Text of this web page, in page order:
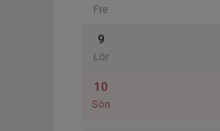
Fre
9
Lör
10
Sön